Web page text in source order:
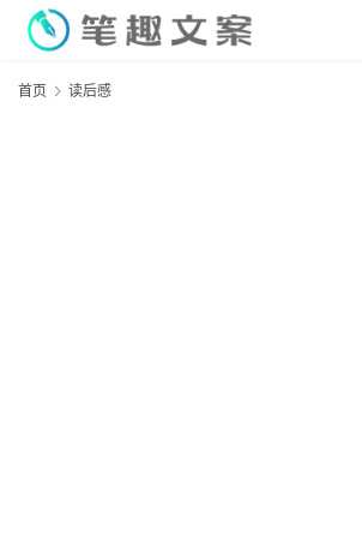
首页 读后感